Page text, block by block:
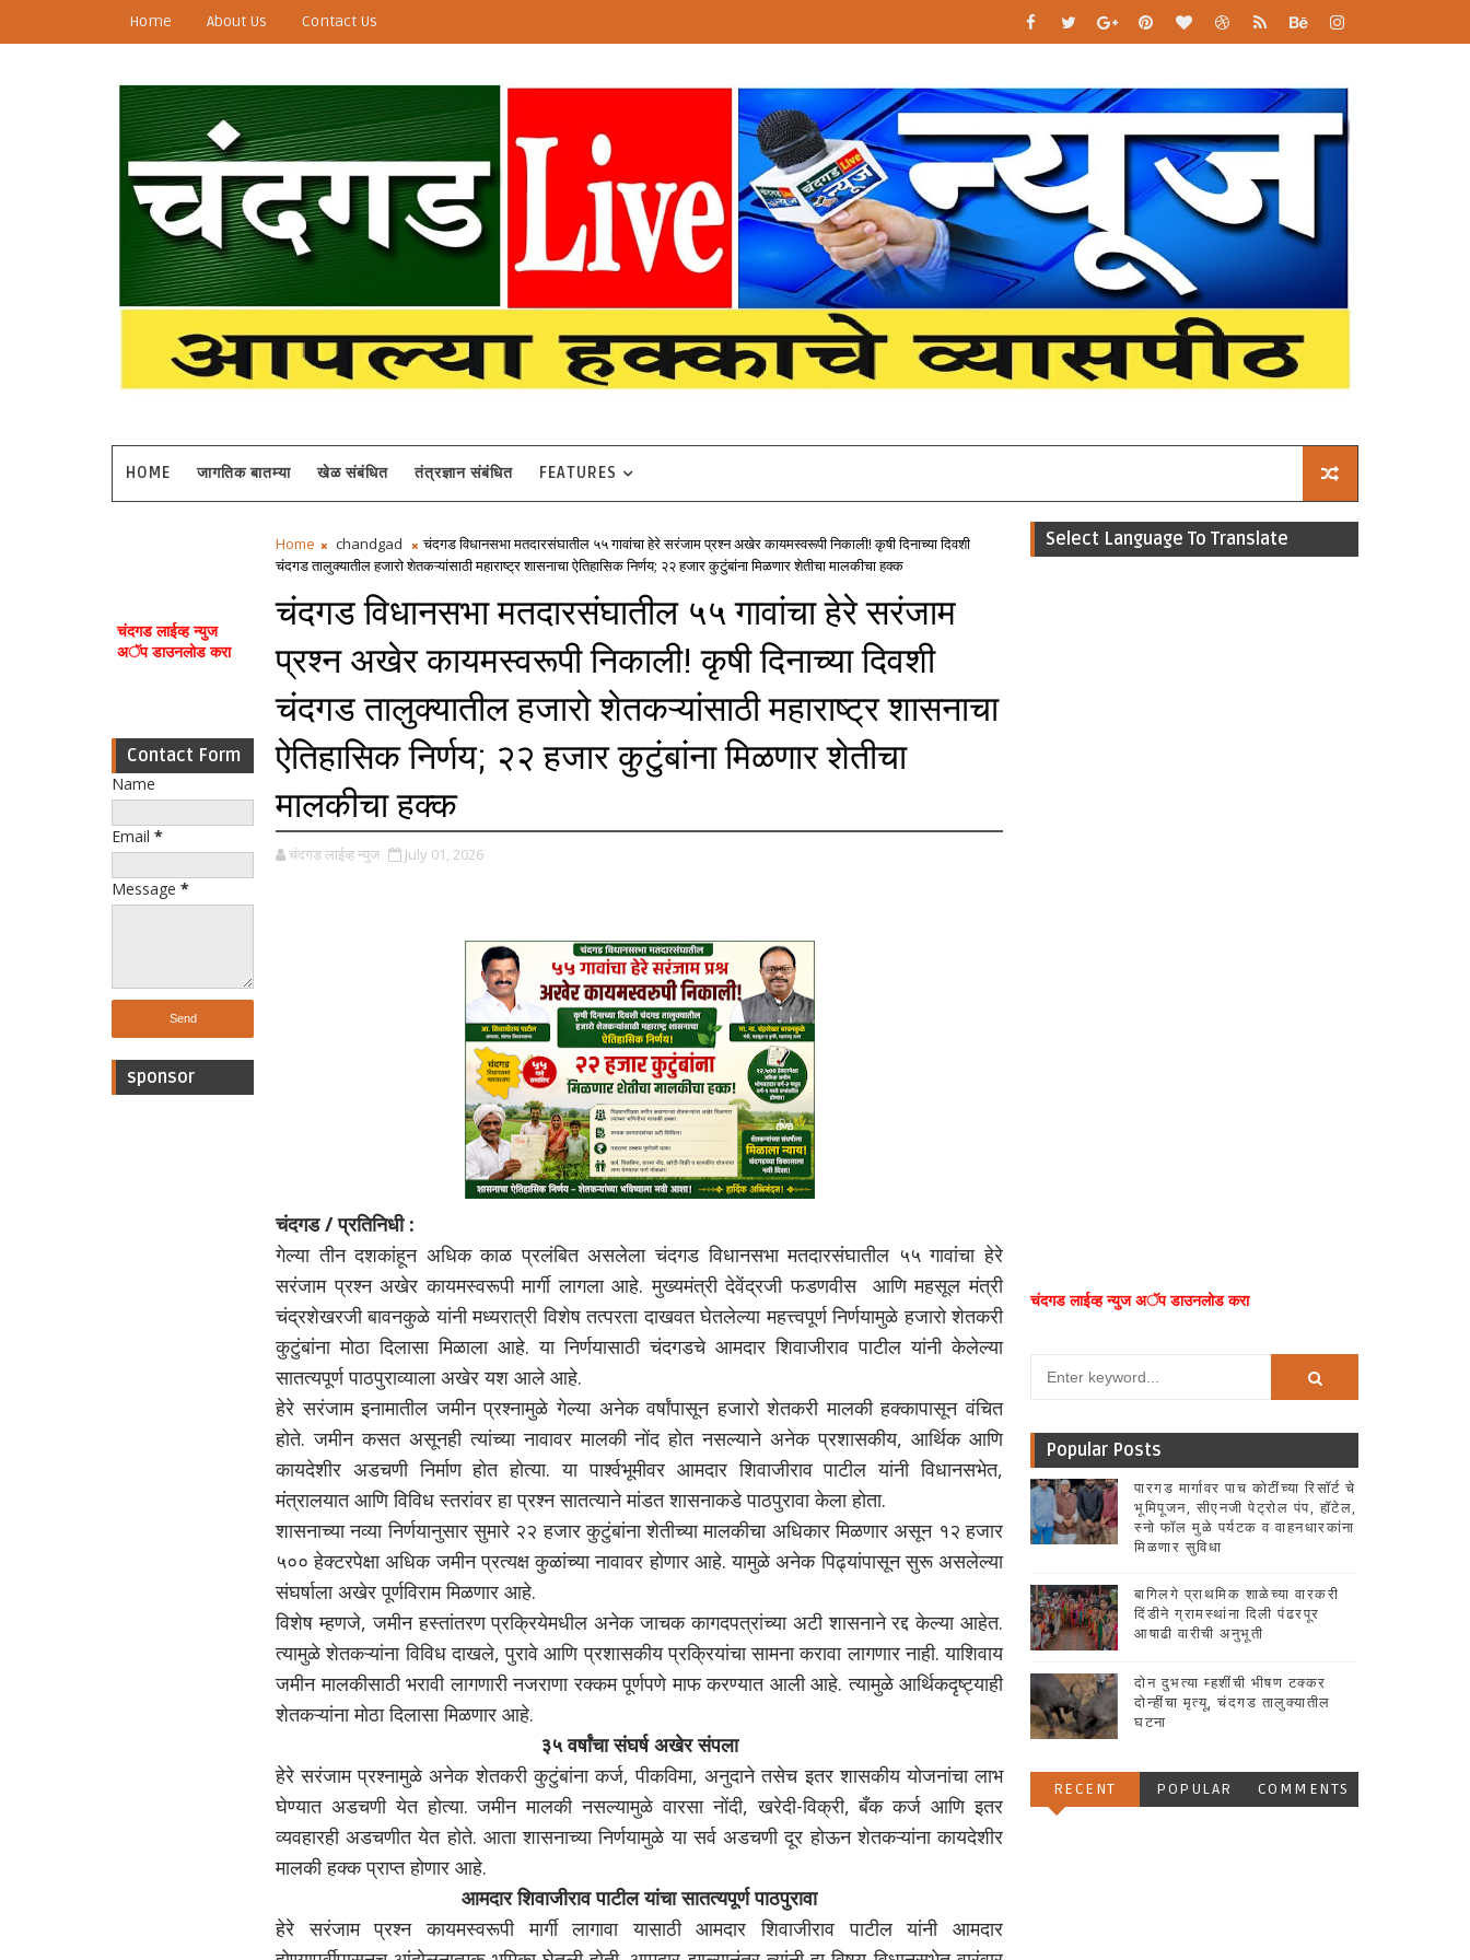
Home About Us Contact Us
HOME जागतिक बातम्या खेळ संबंधित तंत्रज्ञान संबंधित FEATURES
चंदगड लाईव्ह न्युज
अॅप डाउनलोड करा
Contact Form
Name
Email *
Message *
sponsor
Home chandgad
चंदगड विधानसभा मतदारसंघातील ५५ गावांचा हेरे सरंजाम प्रश्न अखेर कायमस्वरूपी निकाली! कृषी दिनाच्या दिवशी
चंदगड तालुक्यातील हजारो शेतकऱ्यांसाठी महाराष्ट्र शासनाचा ऐतिहासिक निर्णय; २२ हजार कुटुंबांना मिळणार शेतीचा मालकीचा हक्क
चंदगड विधानसभा मतदारसंघातील ५५ गावांचा हेरे सरंजाम
प्रश्न अखेर कायमस्वरूपी निकाली! कृषी दिनाच्या दिवशी
चंदगड तालुक्यातील हजारो शेतकऱ्यांसाठी महाराष्ट्र शासनाचा
ऐतिहासिक निर्णय; २२ हजार कुटुंबांना मिळणार शेतीचा
मालकीचा हक्क
चंदगड लाईव्ह न्युज July 01, 2026
चंदगड / प्रतिनिधी :
गेल्या तीन दशकांहून अधिक काळ प्रलंबित असलेला चंदगड विधानसभा मतदारसंघातील ५५ गावांचा हेरे
सरंजाम प्रश्न अखेर कायमस्वरूपी मार्गी लागला आहे. मुख्यमंत्री देवेंद्रजी फडणवीस आणि महसूल मंत्री
चंद्रशेखरजी बावनकुळे यांनी मध्यरात्री विशेष तत्परता दाखवत घेतलेल्या महत्त्वपूर्ण निर्णयामुळे हजारो शेतकरी
कुटुंबांना मोठा दिलासा मिळाला आहे. या निर्णयासाठी चंदगडचे आमदार शिवाजीराव पाटील यांनी केलेल्या
सातत्यपूर्ण पाठपुराव्याला अखेर यश आले आहे.
हेरे सरंजाम इनामातील जमीन प्रश्नामुळे गेल्या अनेक वर्षांपासून हजारो शेतकरी मालकी हक्कापासून वंचित
होते. जमीन कसत असूनही त्यांच्या नावावर मालकी नोंद होत नसल्याने अनेक प्रशासकीय, आर्थिक आणि
कायदेशीर अडचणी निर्माण होत होत्या. या पार्श्वभूमीवर आमदार शिवाजीराव पाटील यांनी विधानसभेत,
मंत्रालयात आणि विविध स्तरांवर हा प्रश्न सातत्याने मांडत शासनाकडे पाठपुरावा केला होता.
शासनाच्या नव्या निर्णयानुसार सुमारे २२ हजार कुटुंबांना शेतीच्या मालकीचा अधिकार मिळणार असून १२ हजार
५०० हेक्टरपेक्षा अधिक जमीन प्रत्यक्ष कुळांच्या नावावर होणार आहे. यामुळे अनेक पिढ्यांपासून सुरू असलेल्या
संघर्षाला अखेर पूर्णविराम मिळणार आहे.
विशेष म्हणजे, जमीन हस्तांतरण प्रक्रियेमधील अनेक जाचक कागदपत्रांच्या अटी शासनाने रद्द केल्या आहेत.
त्यामुळे शेतकऱ्यांना विविध दाखले, पुरावे आणि प्रशासकीय प्रक्रियांचा सामना करावा लागणार नाही. याशिवाय
जमीन मालकीसाठी भरावी लागणारी नजराणा रक्कम पूर्णपणे माफ करण्यात आली आहे. त्यामुळे आर्थिकदृष्ट्याही
शेतकऱ्यांना मोठा दिलासा मिळणार आहे.
३५ वर्षांचा संघर्ष अखेर संपला
हेरे सरंजाम प्रश्नामुळे अनेक शेतकरी कुटुंबांना कर्ज, पीकविमा, अनुदाने तसेच इतर शासकीय योजनांचा लाभ
घेण्यात अडचणी येत होत्या. जमीन मालकी नसल्यामुळे वारसा नोंदी, खरेदी-विक्री, बँक कर्ज आणि इतर
व्यवहारही अडचणीत येत होते. आता शासनाच्या निर्णयामुळे या सर्व अडचणी दूर होऊन शेतकऱ्यांना कायदेशीर
मालकी हक्क प्राप्त होणार आहे.
आमदार शिवाजीराव पाटील यांचा सातत्यपूर्ण पाठपुरावा
हेरे सरंजाम प्रश्न कायमस्वरूपी मार्गी लागावा यासाठी आमदार शिवाजीराव पाटील यांनी आमदार
Select Language To Translate
चंदगड लाईव्ह न्युज अॅप डाउनलोड करा
Popular Posts
पारगड मार्गावर पाच कोटींच्या रिसॉर्ट चे
भूमिपूजन, सीएनजी पेट्रोल पंप, हॉटेल,
स्नो फॉल मुळे पर्यटक व वाहनधारकांना
मिळणार सुविधा
बागिलगे प्राथमिक शाळेच्या वारकरी
दिंडीने ग्रामस्थांना दिली पंढरपूर
आषाढी वारीची अनुभूती
दोन दुभत्या म्हशींची भीषण टक्कर
दोन्हींचा मृत्यू, चंदगड तालुक्यातील
घटना
RECENT POPULAR COMMENTS